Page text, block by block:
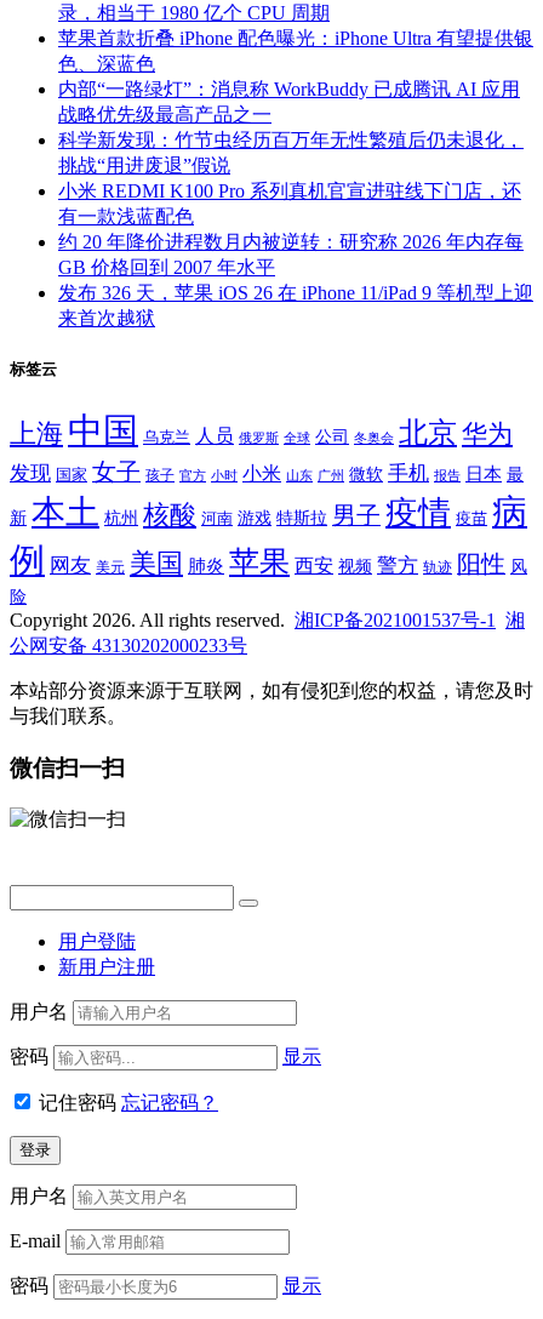
录，相当于 1980 亿个 CPU 周期
苹果首款折叠 iPhone 配色曝光：iPhone Ultra 有望提供银
色、深蓝色
内部“一路绿灯”：消息称 WorkBuddy 已成腾讯 AI 应用
战略优先级最高产品之一
科学新发现：竹节虫经历百万年无性繁殖后仍未退化，
挑战“用进废退”假说
小米 REDMI K100 Pro 系列真机官宣进驻线下门店，还
有一款浅蓝配色
约 20 年降价进程数月内被逆转：研究称 2026 年内存每
GB 价格回到 2007 年水平
发布 326 天，苹果 iOS 26 在 iPhone 11/iPad 9 等机型上迎
来首次越狱
标签云
上海 中国 乌克兰 人员 俄罗斯 全球 公司 冬奥会 北京 华为
发现 国家 女子 孩子 官方 小时 小米 山东 广州 微软 手机 报告 日本 最
新 本土 杭州 核酸 河南 游戏 特斯拉 男子 疫情 疫苗 病
例
网友 美元 美国 肺炎 苹果 西安 视频 警方 轨迹 阳性 风
险
Copyright 2026. All rights reserved. 湘ICP备2021001537号-1
湘
公网安备 43130202000233号
本站部分资源来源于互联网，如有侵犯到您的权益，请您及时
与我们联系。
微信扫一扫
用户登陆
新用户注册
用户名
密码 显示
记住密码 忘记密码？
用户名
E-mail
密码 显示